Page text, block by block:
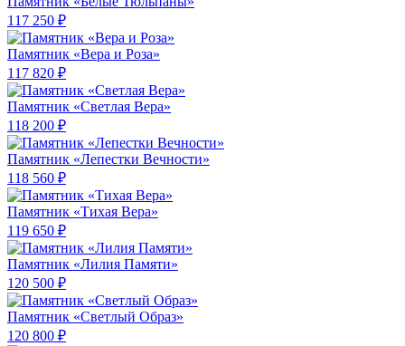
117 250 ₽
Памятник «Вера и Роза»
117 820 ₽
Памятник «Светлая Вера»
118 200 ₽
Памятник «Лепестки Вечности»
118 560 ₽
Памятник «Тихая Вера»
119 650 ₽
Памятник «Лилия Памяти»
120 500 ₽
Памятник «Светлый Образ»
120 800 ₽